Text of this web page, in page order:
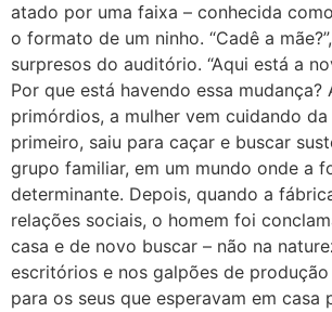
atado por uma faixa – conhecida
o formato de um ninho. “Cadê a
surpresos do auditório. “Aqui está a
Por que está havendo essa mudança?
primórdios, a mulher vem cuidando
primeiro, saiu para caçar e buscar
grupo familiar, em um mundo onde a
determinante. Depois, quando a
relações sociais, o homem foi
casa e de novo buscar – não na
escritórios e nos galpões de
para os seus que esperavam em casa